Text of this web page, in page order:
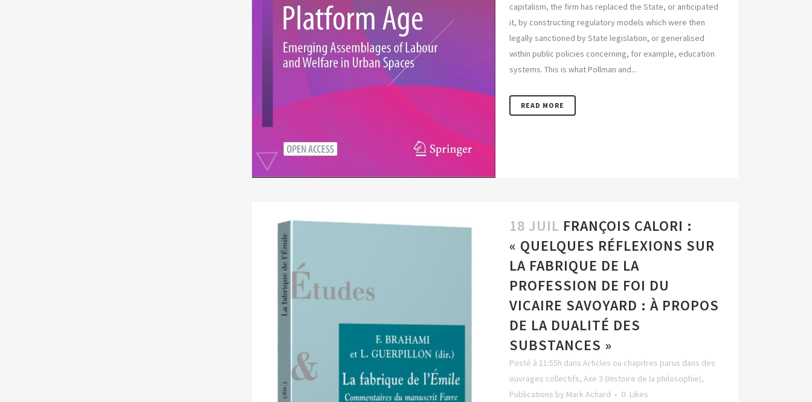
capitalism, the firm has replaced the State, or anticipated
it, by constructing regulatory models which were then
legally sanctioned by State legislation, or generalised
within public policies concerning, for example, education
systems. This is what Pollman and...
READ MORE
18 JUIL FRANÇOIS CALORI :
« QUELQUES RÉFLEXIONS SUR
LA FABRIQUE DE LA
PROFESSION DE FOI DU
VICAIRE SAVOYARD : À PROPOS
DE LA DUALITÉ DES
SUBSTANCES »
Posté à 11:55h dans Articles ou chapitres parus dans des
ouvrages collectifs, Axe 3 (Histoire de la philosophie),
Publications by Mark Achard 0 Likes